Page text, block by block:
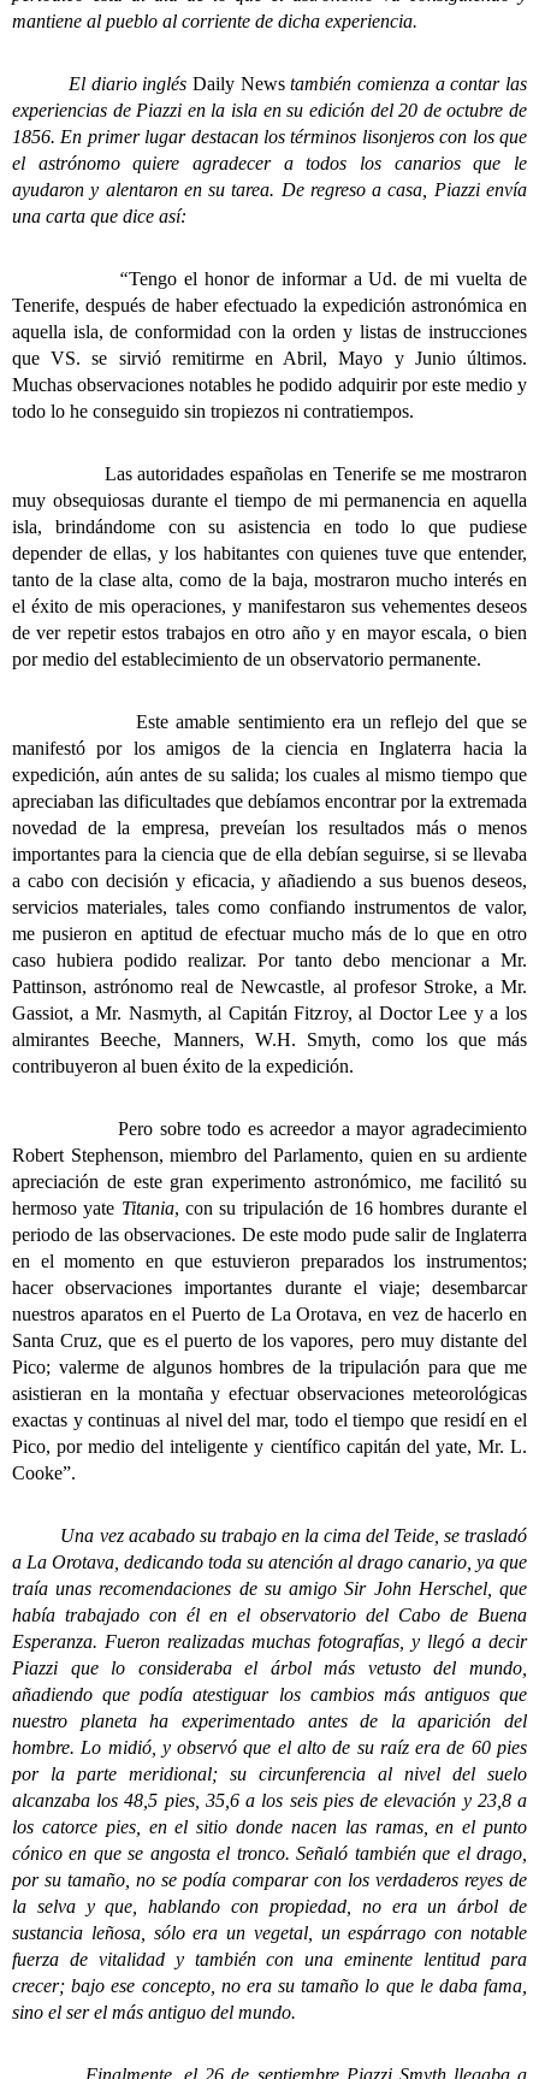
mantiene al pueblo al corriente de dicha experiencia.
El diario inglés Daily Newstambién comienza a contar las
experiencias de Piazzi en la isla en su edición del 20 de octubre de
1856. En primer lugar destacan los términos lisonjeros con los que
el astrónomo quiere agradecer a todos los canarios que le
ayudaron y alentaron en su tarea. De regreso a casa, Piazzi envía
una carta que dice así:
“Tengo el honor de informar a Ud. de mi vuelta de
Tenerife, después de haber efectuado la expedición astronómica en
aquella isla, de conformidad con la orden y listas de instrucciones
que VS. se sirvió remitirme en Abril, Mayo y Junio últimos.
Muchas observaciones notables he podido adquirir por este medio y
todo lo he conseguido sin tropiezos ni contratiempos.
Las autoridades españolas en Tenerife se me mostraron
muy obsequiosas durante el tiempo de mi permanencia en aquella
isla, brindándome con su asistencia en todo lo que pudiese
depender de ellas, y los habitantes con quienes tuve que entender,
tanto de la clase alta, como de la baja, mostraron mucho interés en
el éxito de mis operaciones, y manifestaron sus vehementes deseos
de ver repetir estos trabajos en otro año y en mayor escala, o bien
por medio del establecimiento de un observatorio permanente.
Este amable sentimiento era un reflejo del que se
manifestó por los amigos de la ciencia en Inglaterra hacia la
expedición, aún antes de su salida; los cuales al mismo tiempo que
apreciaban las dificultades que debíamos encontrar por la extremada
novedad de la empresa, preveían los resultados más o menos
importantes para la ciencia que de ella debían seguirse, si se llevaba
a cabo con decisión y eficacia, y añadiendo a sus buenos deseos,
servicios materiales, tales como confiando instrumentos de valor,
me pusieron en aptitud de efectuar mucho más de lo que en otro
caso hubiera podido realizar. Por tanto debo mencionar a Mr.
Pattinson, astrónomo real de Newcastle, al profesor Stroke, a Mr.
Gassiot, a Mr. Nasmyth, al Capitán Fitzroy, al Doctor Lee y a los
almirantes Beeche, Manners, W.H. Smyth, como los que más
contribuyeron al buen éxito de la expedición.
Pero sobre todo es acreedor a mayor agradecimiento
Robert Stephenson, miembro del Parlamento, quien en su ardiente
apreciación de este gran experimento astronómico, me facilitó su
hermoso yate Titania, con su tripulación de 16 hombres durante el
periodo de las observaciones. De este modo pude salir de Inglaterra
en el momento en que estuvieron preparados los instrumentos;
hacer observaciones importantes durante el viaje; desembarcar
nuestros aparatos en el Puerto de La Orotava, en vez de hacerlo en
Santa Cruz, que es el puerto de los vapores, pero muy distante del
Pico; valerme de algunos hombres de la tripulación para que me
asistieran en la montaña y efectuar observaciones meteorológicas
exactas y continuas al nivel del mar, todo el tiempo que residí en el
Pico, por medio del inteligente y científico capitán del yate, Mr. L.
Cooke”.
Una vez acabado su trabajo en la cima del Teide, se trasladó
a La Orotava, dedicando toda su atención al drago canario, ya que
traía unas recomendaciones de su amigo Sir John Herschel, que
había trabajado con él en el observatorio del Cabo de Buena
Esperanza. Fueron realizadas muchas fotografías, y llegó a decir
Piazzi que lo consideraba el árbol más vetusto del mundo,
añadiendo que podía atestiguar los cambios más antiguos que
nuestro planeta ha experimentado antes de la aparición del
hombre. Lo midió, y observó que el alto de su raíz era de 60 pies
por la parte meridional; su circunferencia al nivel del suelo
alcanzaba los 48,5 pies, 35,6 a los seis pies de elevación y 23,8 a
los catorce pies, en el sitio donde nacen las ramas, en el punto
cónico en que se angosta el tronco. Señaló también que el drago,
por su tamaño, no se podía comparar con los verdaderos reyes de
la selva y que, hablando con propiedad, no era un árbol de
sustancia leñosa, sólo era un vegetal, un espárrago con notable
fuerza de vitalidad y también con una eminente lentitud para
crecer; bajo ese concepto, no era su tamaño lo que le daba fama,
sino el ser el más antiguo del mundo.
Finalmente, el 26 de septiembre Piazzi Smyth llegaba a